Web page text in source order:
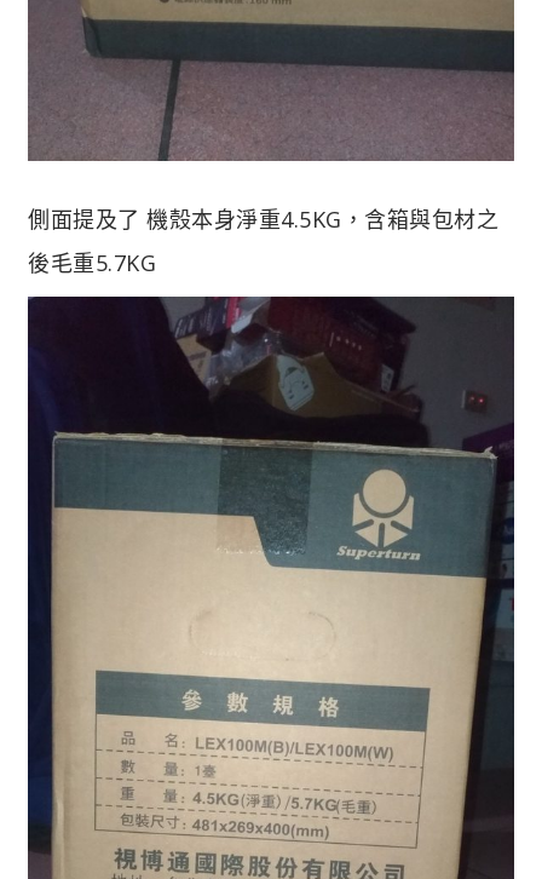
側面提及了 機殼本身淨重4.5KG，含箱與包材之
後毛重5.7KG